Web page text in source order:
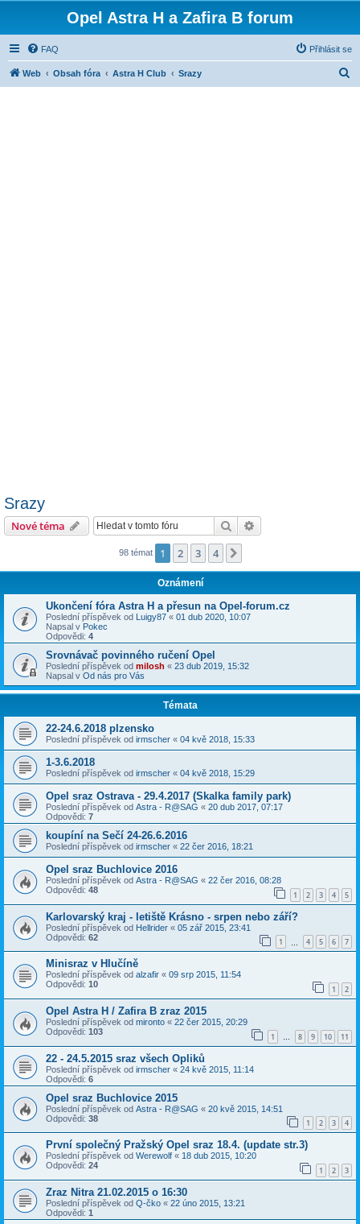
Opel Astra H a Zafira B forum
FAQ Přihlásit se
Web Obsah fóra Astra H Club Srazy
Srazy
Nové téma Hledat
98 témat 1 2 3 4
Oznámení
Ukončení fóra Astra H a přesun na Opel-forum.cz
Poslední příspěvek od Luigy87 « 01 dub 2020, 10:07
Napsal v Pokec
Odpovědi: 4
Srovnávač povinného ručení Opel
Poslední příspěvek od milosh « 23 dub 2019, 15:32
Napsal v Od nás pro Vás
Témata
22-24.6.2018 plzensko
Poslední příspěvek od irmscher « 04 kvě 2018, 15:33
1-3.6.2018
Poslední příspěvek od irmscher « 04 kvě 2018, 15:29
Opel sraz Ostrava - 29.4.2017 (Skalka family park)
Poslední příspěvek od Astra - R@SAG « 20 dub 2017, 07:17
Odpovědi: 7
koupíní na Sečí 24-26.6.2016
Poslední příspěvek od irmscher « 22 čer 2016, 18:21
Opel sraz Buchlovice 2016
Poslední příspěvek od Astra - R@SAG « 22 čer 2016, 08:28
Odpovědi: 48 1 2 3 4 5
Karlovarský kraj - letiště Krásno - srpen nebo září?
Poslední příspěvek od Hellrider « 05 zář 2015, 23:41
Odpovědi: 62 1 4 5 6 7
Minisraz v Hlučíně
Poslední příspěvek od alzafir « 09 srp 2015, 11:54
Odpovědi: 10 1 2
Opel Astra H / Zafira B zraz 2015
Poslední příspěvek od mironto « 22 čer 2015, 20:29
Odpovědi: 103 1 … 8 9 10 11
22 - 24.5.2015 sraz všech Opliků
Poslední příspěvek od irmscher « 24 kvě 2015, 11:14
Odpovědi: 6
Opel sraz Buchlovice 2015
Poslední příspěvek od Astra - R@SAG « 20 kvě 2015, 14:51
Odpovědi: 38 1 2 3 4
První společný Pražský Opel sraz 18.4. (update str.3)
Poslední příspěvek od Werewolf « 18 dub 2015, 10:20
Odpovědi: 24 1 2 3
Zraz Nitra 21.02.2015 o 16:30
Poslední příspěvek od Q-čko « 22 úno 2015, 13:21
Odpovědi: 1